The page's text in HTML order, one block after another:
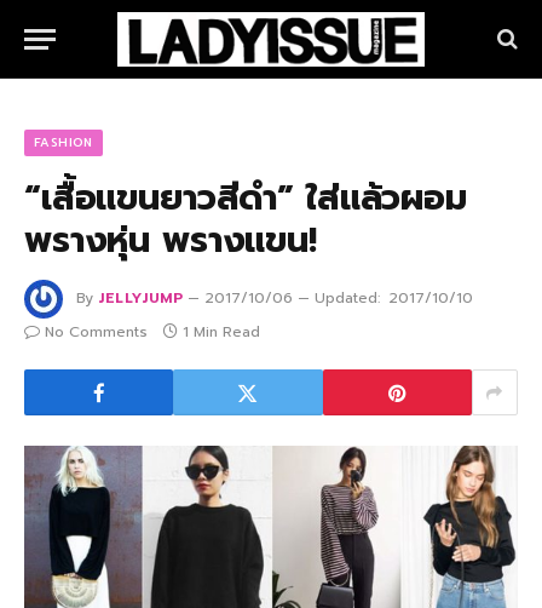
FASHION
“เสื้อแขนยาวสีดำ” ใส่แล้วผอม
พรางหุ่น พรางแขน!
By JELLYJUMP 2017/10/06 Updated: 2017/10/10
No Comments
1 Min Read